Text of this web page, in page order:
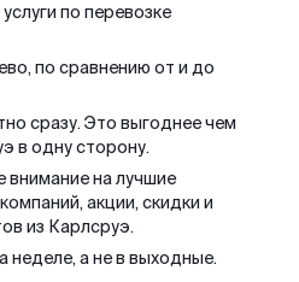
по перевозке
по сравнению от и до
сразу. Это выгоднее чем
в одну сторону.
внимание на лучшие
акции, скидки и
из Карлсруэ.
неделе, а не в выходные.